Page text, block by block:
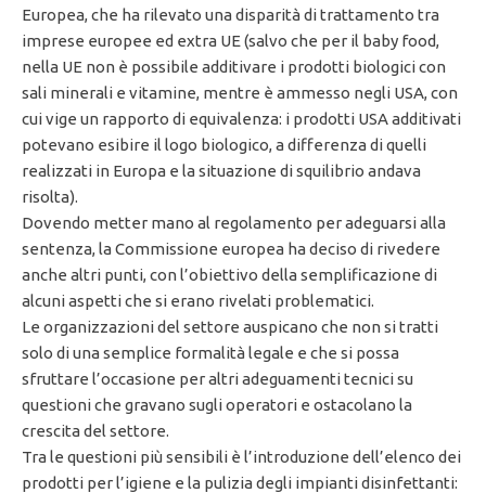
Europea, che ha rilevato una disparità di trattamento tra
imprese europee ed extra UE (salvo che per il baby food,
nella UE non è possibile additivare i prodotti biologici con
sali minerali e vitamine, mentre è ammesso negli USA, con
cui vige un rapporto di equivalenza: i prodotti USA additivati
potevano esibire il logo biologico, a differenza di quelli
realizzati in Europa e la situazione di squilibrio andava
risolta).
Dovendo metter mano al regolamento per adeguarsi alla
sentenza, la Commissione europea ha deciso di rivedere
anche altri punti, con l’obiettivo della semplificazione di
alcuni aspetti che si erano rivelati problematici.
Le organizzazioni del settore auspicano che non si tratti
solo di una semplice formalità legale e che si possa
sfruttare l’occasione per altri adeguamenti tecnici su
questioni che gravano sugli operatori e ostacolano la
crescita del settore.
Tra le questioni più sensibili è l’introduzione dell’elenco dei
prodotti per l’igiene e la pulizia degli impianti disinfettanti: